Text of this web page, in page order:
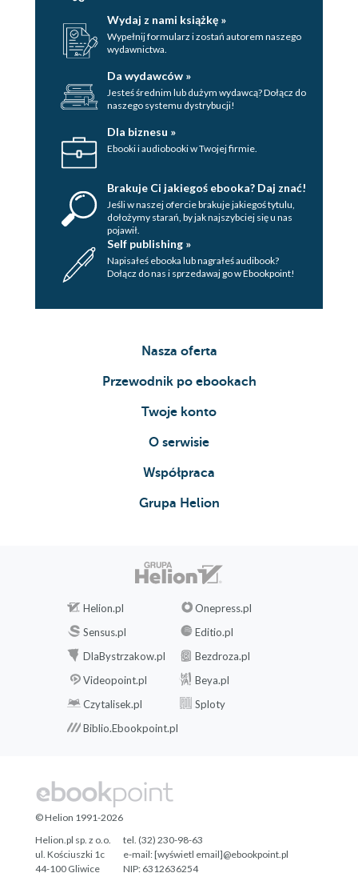
Wydaj z nami książkę »
Wypełnij formularz i zostań autorem naszego
wydawnictwa.
Da wydawców »
Jesteś średnim lub dużym wydawcą? Dołącz do
naszego systemu dystrybucji!
Dla biznesu »
Ebooki i audiobooki w Twojej firmie.
Brakuje Ci jakiegoś ebooka? Daj znać!
Jeśli w naszej ofercie brakuje jakiegoś tytulu,
dołożymy starań, by jak najszybciej się u nas
pojawił.
Self publishing »
Napisałeś ebooka lub nagrałeś audibook?
Dołącz do nas i sprzedawaj go w Ebookpoint!
Nasza oferta
Przewodnik po ebookach
Twoje konto
O serwisie
Współpraca
Grupa Helion
Helion.pl
Onepress.pl
Sensus.pl
Editio.pl
DlaBystrzakow.pl
Bezdroza.pl
Videopoint.pl
Beya.pl
Czytalisek.pl
Sploty
Biblio.Ebookpoint.pl
© Helion 1991-2026
Helion.pl sp. z o.o.
ul. Kościuszki 1c
44-100 Gliwice
tel. (32) 230-98-63
e-mail:[wyświetl email]@ebookpoint.pl
NIP: 6312636254